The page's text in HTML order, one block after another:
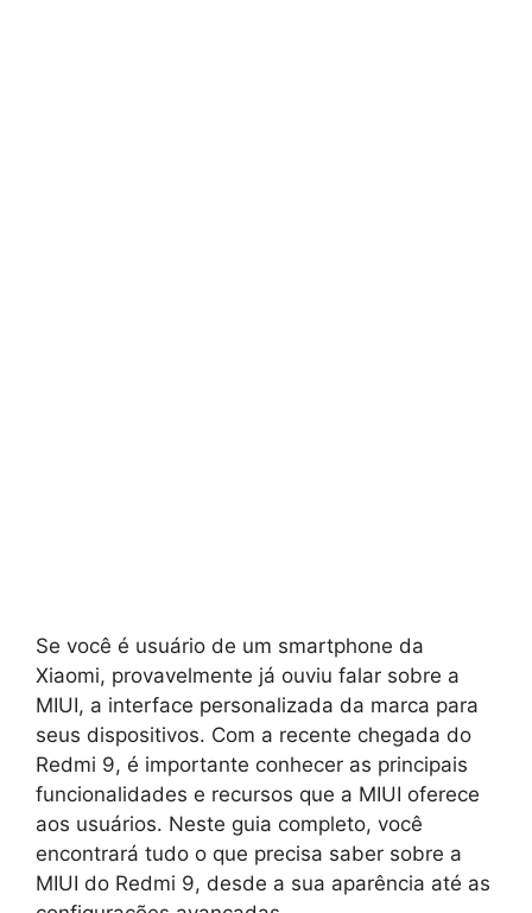
Se você é usuário de um smartphone da
Xiaomi, provavelmente já ouviu falar sobre a
MIUI, a interface personalizada da marca para
seus dispositivos. Com a recente chegada do
Redmi 9, é importante conhecer as principais
funcionalidades e recursos que a MIUI oferece
aos usuários. Neste guia completo, você
encontrará tudo o que precisa saber sobre a
MIUI do Redmi 9, desde a sua aparência até as